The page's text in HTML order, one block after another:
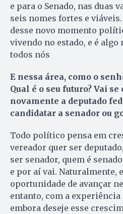
e para o Senado, nas duas
seis nomes fortes e
desse novo momento
vivendo no estado, e é
todos nós
E nessa área, como o
Qual é o seu futuro? Vai
novamente a deputado
candidatar a senador ou
Todo político pensa em
vereador quer ser
ser senador, quem é
e por aí vai. Naturalmente,
oportunidade de avançar
entanto, com a experiência
embora deseje esse